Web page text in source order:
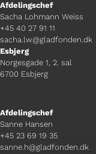
Afdelingschef
Sacha Lohmann Weiss
+45 40 27 91 11
sacha.lw@gladfonden.dk
Esbjerg
Norgesgade 1, 2. sal
6700 Esbjerg
Afdelingschef
Sanne Hansen
+45 23 69 19 35
sanne.h@gladfonden.dk